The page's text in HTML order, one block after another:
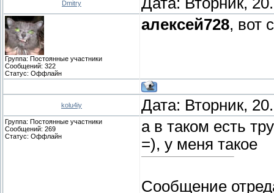
Dmitry
Группа: Постоянные участники
Сообщений: 322
Статус: Оффлайн
алексей728, вот
kolu4iy Дата: Вторник,
Группа: Постоянные участники
Сообщений: 269
Статус: Оффлайн
а в таком есть
=), у меня такое
Сообщение